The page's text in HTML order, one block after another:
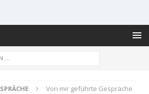
Von mir geführte Gespräche